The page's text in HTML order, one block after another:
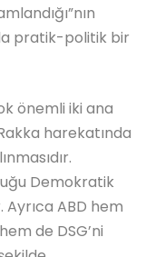
pratik-politik bir
önemli iki ana
harekatında
Demokratik
ABD hem
de DSG’ni